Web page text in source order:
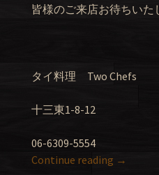
皆様のご来店お待ちいた
タイ料理 Two Chefs
十三東1-8-12
06-6309-5554
Continue reading →